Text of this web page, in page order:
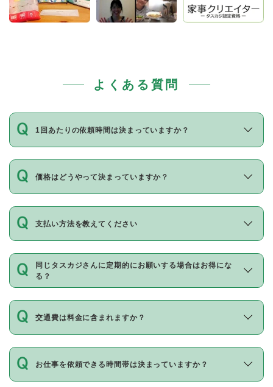
よくある質問
1回あたりの依頼時間は決まっていますか？
価格はどうやって決まっていますか？
支払い方法を教えてください
同じタスカジさんに定期的にお願いする場合はお得にな
る？
交通費は料金に含まれますか？
お仕事を依頼できる時間帯は決まっていますか？